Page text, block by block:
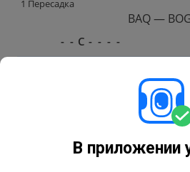
В приложении
1 Пересадка
BAQ —
- - С - - - -
BAQ — BOG
15:40